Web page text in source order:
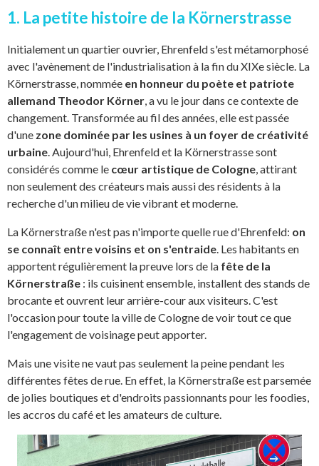
1. La petite histoire de la Körnerstrasse
Initialement un quartier ouvrier, Ehrenfeld s'est métamorphosé
avec l'avènement de l'industrialisation à la fin du XIXe siècle. La
Körnerstrasse, nommée en honneur du poète et patriote
allemand Theodor Körner, a vu le jour dans ce contexte de
changement. Transformée au fil des années, elle est passée
d'une zone dominée par les usines à un foyer de créativité
urbaine. Aujourd'hui, Ehrenfeld et la Körnerstrasse sont
considérés comme le cœur artistique de Cologne, attirant
non seulement des créateurs mais aussi des résidents à la
recherche d'un milieu de vie vibrant et moderne.
La Körnerstraße n'est pas n'importe quelle rue d'Ehrenfeld: on
se connaît entre voisins et on s'entraide. Les habitants en
apportent régulièrement la preuve lors de la fête de la
Körnerstraße : ils cuisinent ensemble, installent des stands de
brocante et ouvrent leur arrière-cour aux visiteurs. C'est
l'occasion pour toute la ville de Cologne de voir tout ce que
l'engagement de voisinage peut apporter.
Mais une visite ne vaut pas seulement la peine pendant les
différentes fêtes de rue. En effet, la Körnerstraße est parsemée
de jolies boutiques et d'endroits passionnants pour les foodies,
les accros du café et les amateurs de culture.